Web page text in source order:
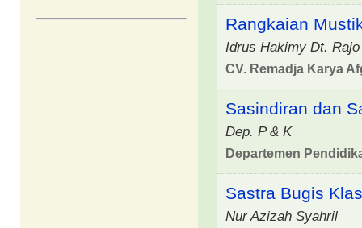
Rangkaian
Idrus Hakimy Dt.
CV. Remadja Karya
Sasindiran dan
Dep. P & K
Departemen
Sastra Bugis
Nur Azizah Syahril